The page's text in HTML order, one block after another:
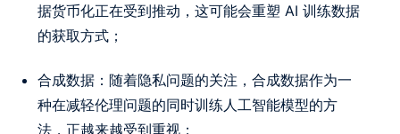
据货币化正在受到推动，这可能会重塑 AI 训练数据
的获取方式；
合成数据：随着隐私问题的关注，合成数据作为一
种在减轻伦理问题的同时训练人工智能模型的方
法，正越来越受到重视；